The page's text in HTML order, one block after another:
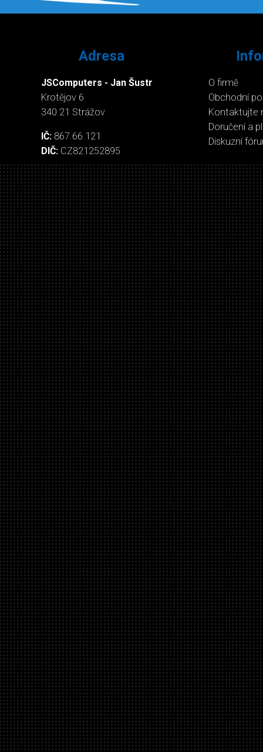
Adresa
JSComputers - Jan Šustr
Krotějov 6
340 21 Strážov
IČ: 867 66 121
DIČ: CZ821252895
O firmě
Obchodní
Kontaktujte
Doručení a
Diskuzní